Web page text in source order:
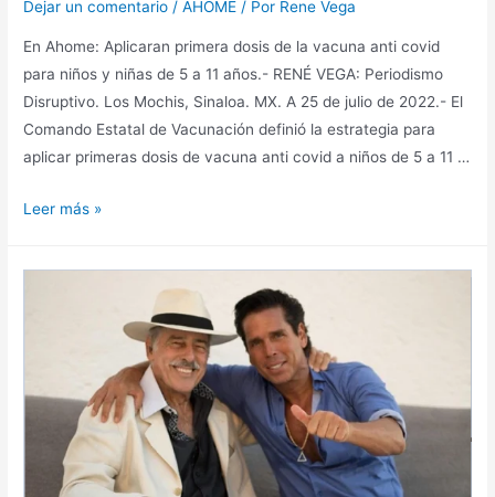
Dejar un comentario /AHOME / Por Rene Vega
En Ahome: Aplicaran primera dosis de la vacuna anti covid
para niños y niñas de 5 a 11 años.- RENÉ VEGA: Periodismo
Disruptivo. Los Mochis, Sinaloa. MX. A 25 de julio de 2022.- El
Comando Estatal de Vacunación definió la estrategia para
aplicar primeras dosis de vacuna anti covid a niños de 5 a 11 …
Leer más »